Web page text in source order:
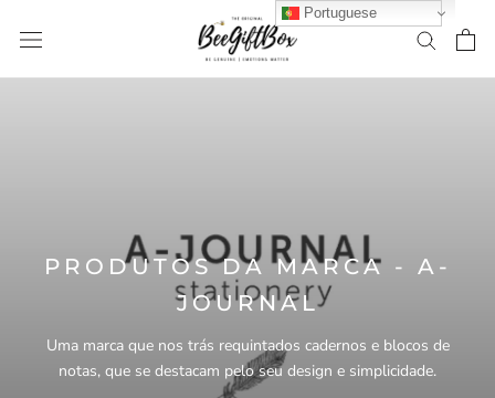
para
PRODUTOS DA MARCA - A-
JOURNAL
Uma marca que nos trás requintados cadernos e blocos de
notas, que se destacam pelo seu design e simplicidade.
Portuguese